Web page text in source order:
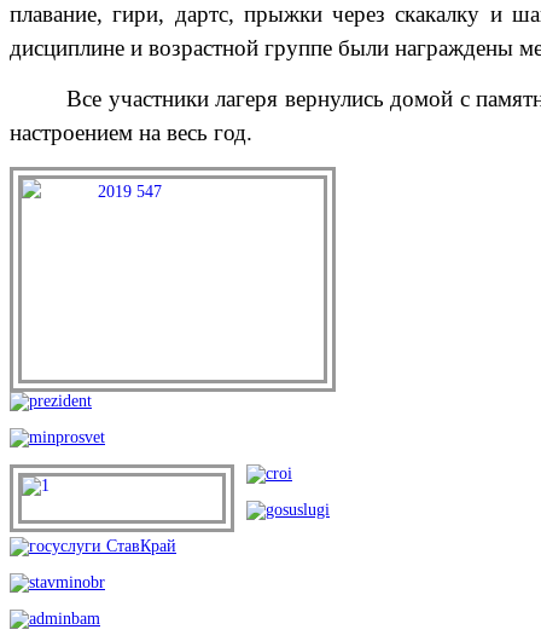
плавание, гири, дартс, прыжки через скакалку и
дисциплине и возрастной группе были награждены
Все участники лагеря вернулись домой с
настроением на весь год.